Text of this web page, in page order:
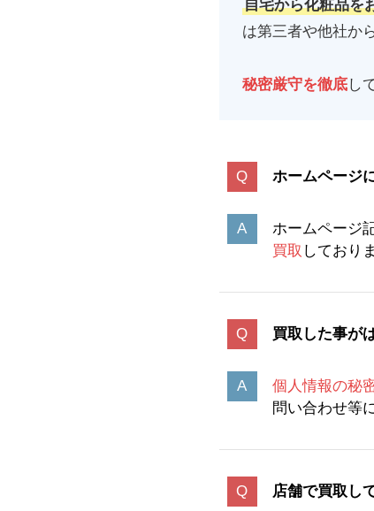
自宅から化粧品を
は第三者や他社か
秘密厳守を徹底し
ホームページ
ホームページ
買取 しており
買取した事が
個人情報の秘
問い合わせ等
店舗で買取し